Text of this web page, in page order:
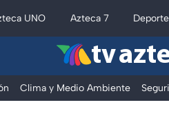
UNO Azteca 7
tv
Clima y Medio Ambiente